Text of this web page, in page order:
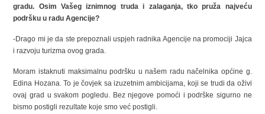
gradu. Osim Vašeg iznimnog truda i zalaganja, tko pruža najveću
podršku u radu Agencije?
-Drago mi je da ste prepoznali uspjeh radnika Agencije na promociji Jajca
i razvoju turizma ovog grada.
Moram istaknuti maksimalnu podršku u našem radu načelnika općine g.
Edina Hozana. To je čovjek sa izuzetnim ambicijama, koji se trudi da oživi
ovaj grad u svakom pogledu. Bez njegove pomoći i podrške sigurno ne
bismo postigli rezultate koje smo već postigli.